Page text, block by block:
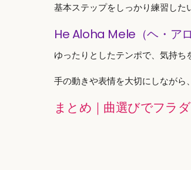
基本ステップをしっかり練習した
He Aloha Mele（ヘ・アロ
ゆったりとしたテンポで、気持ち
手の動きや表情を大切にしながら
まとめ｜曲選びでフラ